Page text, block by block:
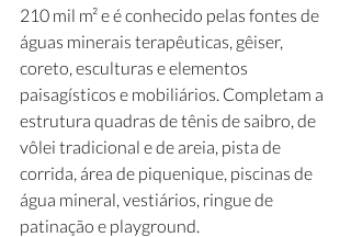
210 mil m² e é conhecido pelas fontes de
águas minerais terapêuticas, gêiser,
coreto, esculturas e elementos
paisagísticos e mobiliários. Completam a
estrutura quadras de tênis de saibro, de
vôlei tradicional e de areia, pista de
corrida, área de piquenique, piscinas de
água mineral, vestiários, ringue de
patinação e playground.